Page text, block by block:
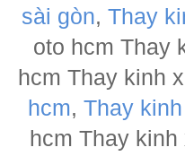
sài gòn, Thay
oto hcm Thay
hcm Thay kinh
hcm, Thay
hcm Thay